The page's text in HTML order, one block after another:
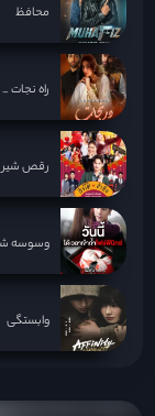
محافظ
راه نجات
رقص شیر
وسوسه
وابستگی